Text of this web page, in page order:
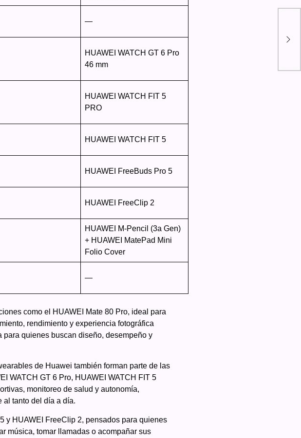
—
HUAWEI WATCH GT 6 Pro
46 mm
HUAWEI WATCH FIT 5
PRO
HUAWEI WATCH FIT 5
HUAWEI FreeBuds Pro 5
HUAWEI FreeClip 2
HUAWEI M-Pencil (3a Gen)
+ HUAWEI MatePad Mini
Folio Cover
—
como el HUAWEI Mate 80 Pro, ideal para
rendimiento y experiencia fotográfica
quienes buscan diseño, desempeño y
de Huawei también forman parte de las
WATCH GT 6 Pro, HUAWEI WATCH FIT 5
monitoreo de salud y autonomía,
al tanto del día a día.
y HUAWEI FreeClip 2, pensados para quienes
música, tomar llamadas o acompañar sus